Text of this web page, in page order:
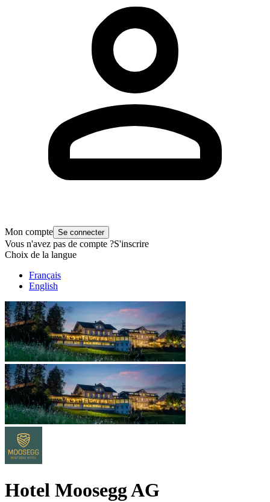
Mon compte Se connecter
Vous n'avez pas de compte ?S'inscrire
Choix de la langue
Français
English
Hotel Moosegg AG